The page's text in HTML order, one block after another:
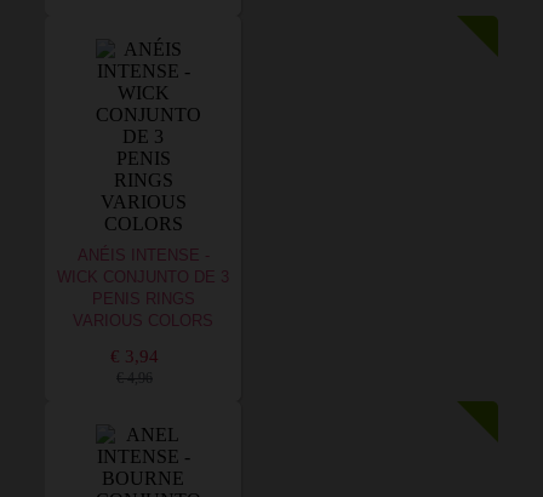
ANÉIS INTENSE -
WICK CONJUNTO DE 3
PENIS RINGS
VARIOUS COLORS
€ 3,94
€ 4,96